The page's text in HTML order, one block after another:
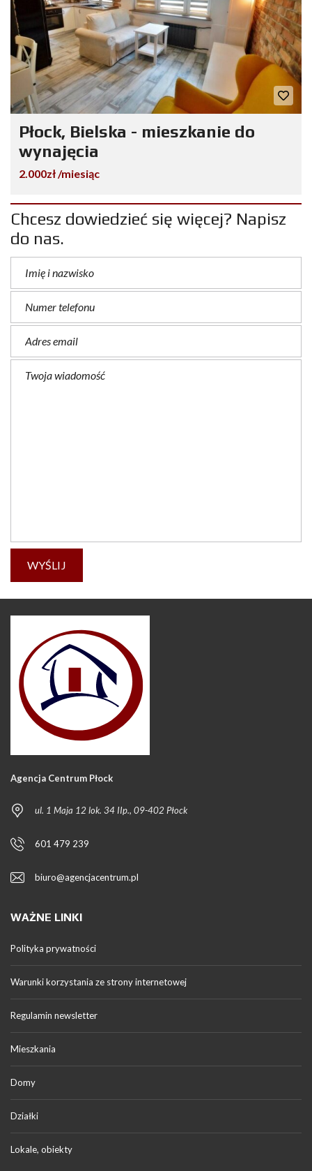
Płock, Bielska - mieszkanie do
wynajęcia
2.000zł /miesiąc
Chcesz dowiedzieć się więcej? Napisz
do nas.
Agencja Centrum Płock
ul. 1 Maja 12 lok. 34 IIp., 09-402 Płock
601 479 239
biuro@agencjacentrum.pl
WAŻNE LINKI
Polityka prywatności
Warunki korzystania ze strony internetowej
Regulamin newsletter
Mieszkania
Domy
Działki
Lokale, obiekty